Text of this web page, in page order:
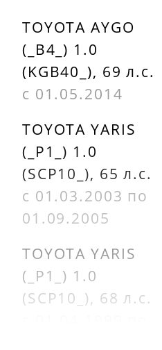
TOYOTA AYGO
(_B4_) 1.0
(KGB40_), 69 л.с.
с 01.05.2014
TOYOTA YARIS
(_P1_) 1.0
(SCP10_), 65 л.с.
с 01.03.2003 по
01.09.2005
TOYOTA YARIS
(_P1_) 1.0
(SCP10_), 68 л.с.